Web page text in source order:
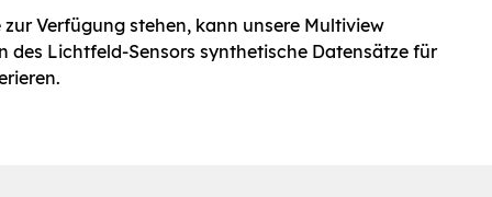
Verfügung stehen, kann unsere Multiview
des Lichtfeld-Sensors synthetische Datensätze für